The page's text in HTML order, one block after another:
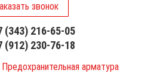
звонок
(343) 216-65-05
(912) 230-76-18
Предохранительная арматура